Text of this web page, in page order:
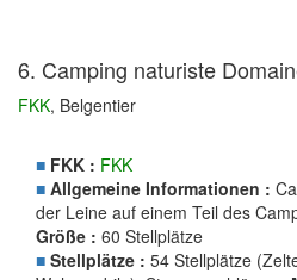
6. Camping naturiste
FKK, Belgentier
■ FKK : FKK
■ Allgemeine Informationen :
der Leine auf einem Teil des
Größe : 60 Stellplätze
■ Stellplätze : 54 Stellplätze